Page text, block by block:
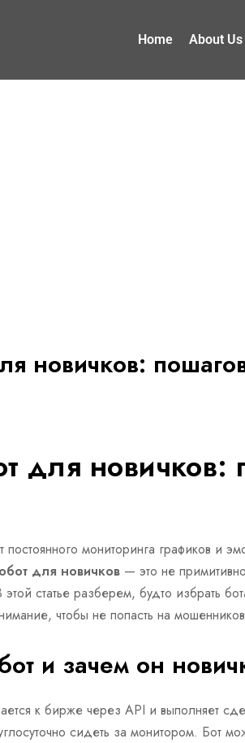
Home About Us
новичков:
для новичков:
постоянного мониторинга графиков и
для новичков — это не примитивно
статье разберем, будто избрать
чтобы не попасть на
и зачем он
к бирже через API и выполняет
сидеть за монитором. Бот